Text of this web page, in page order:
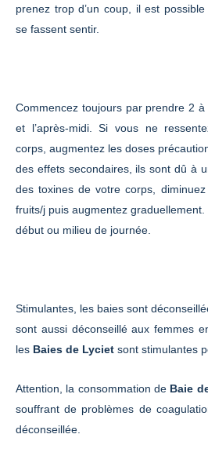
prenez trop d’un coup, il est
se fassent sentir.
Commencez toujours par prendre 2 à
et l’après-midi. Si vous ne
corps, augmentez les doses
des effets secondaires, ils sont dû à
des toxines de votre corps,
fruits/j puis augmentez
début ou milieu de journée.
Stimulantes, les baies sont
sont aussi déconseillé aux femmes
les Baies de Lyciet sont stimulantes
Attention, la consommation de Baie
souffrant de problèmes de
déconseillée.